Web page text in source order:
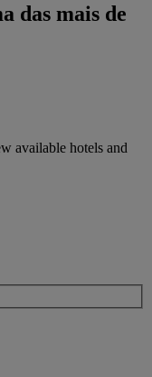
das mais de
available hotels and